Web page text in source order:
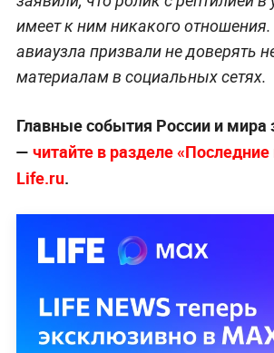
имеет к ним никакого
авиаузла призвали не доверять
материалам в социальных сетях.
Главные события России и мира
— читайте в разделе «Последние
Life.ru.